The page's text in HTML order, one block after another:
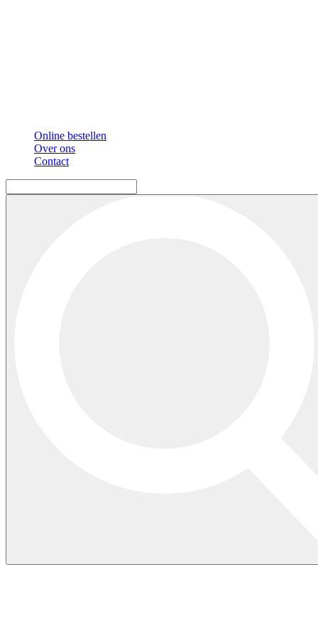
Online bestellen
Over ons
Contact